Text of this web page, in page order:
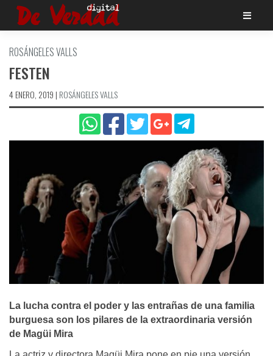
Saltar
ROSÁNGELES VALLS
FESTEN
4 ENERO, 2019 | ROSÁNGELES VALLS
La lucha contra el poder y las entrañas de una familia
burguesa son los pilares de la extraordinaria versión
de Magüi Mira